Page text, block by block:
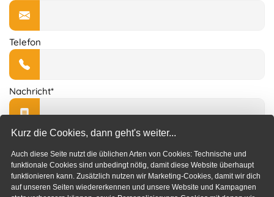
Kurz die Cookies, dann geht's weiter...
Auch diese Seite nutzt die üblichen Arten von Cookies: Technische und
funktionale Cookies sind unbedingt nötig, damit diese Website überhaupt
funktionieren kann. Zusätzlich nutzen wir Marketing-Cookies, damit wir dich
auf unseren Seiten wiedererkennen und unsere Website und Kampagnen
Telefon
Nachricht*
Absenden